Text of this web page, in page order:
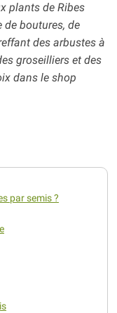
plants de Ribes
boutures, de
des arbustes à
groseilliers et des
dans le shop
par semis ?